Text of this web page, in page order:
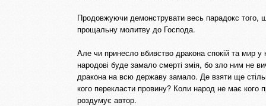
Продовжуючи демонструвати весь парадокс того,
прощальну молитву до Господа.
Але чи принесло вбивство дракона спокій та мир
народові буде замало смерті змія, бо зло ним не
дракона на всю державу замало. Де взяти ще
кого перекласти провину? Коли народ не має
роздумує автор.